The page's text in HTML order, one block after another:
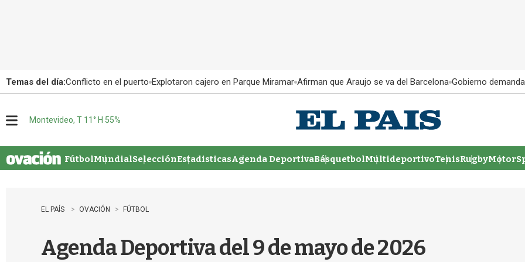
Temas del día:Conflicto en el puerto Explotaron cajero en Parque Miramar Afirman que Araujo se va del Barcelona Gobierno
u
Montevideo, T 11° H 55%
FútbolMundialSelecciónEstadisticasAgenda DeportivaBásquetbolMultideportivoTenisRugby
EL PAÍS OVACIÓN FÚTBOL
Agenda Deportiva del 9 de mayo de 2026